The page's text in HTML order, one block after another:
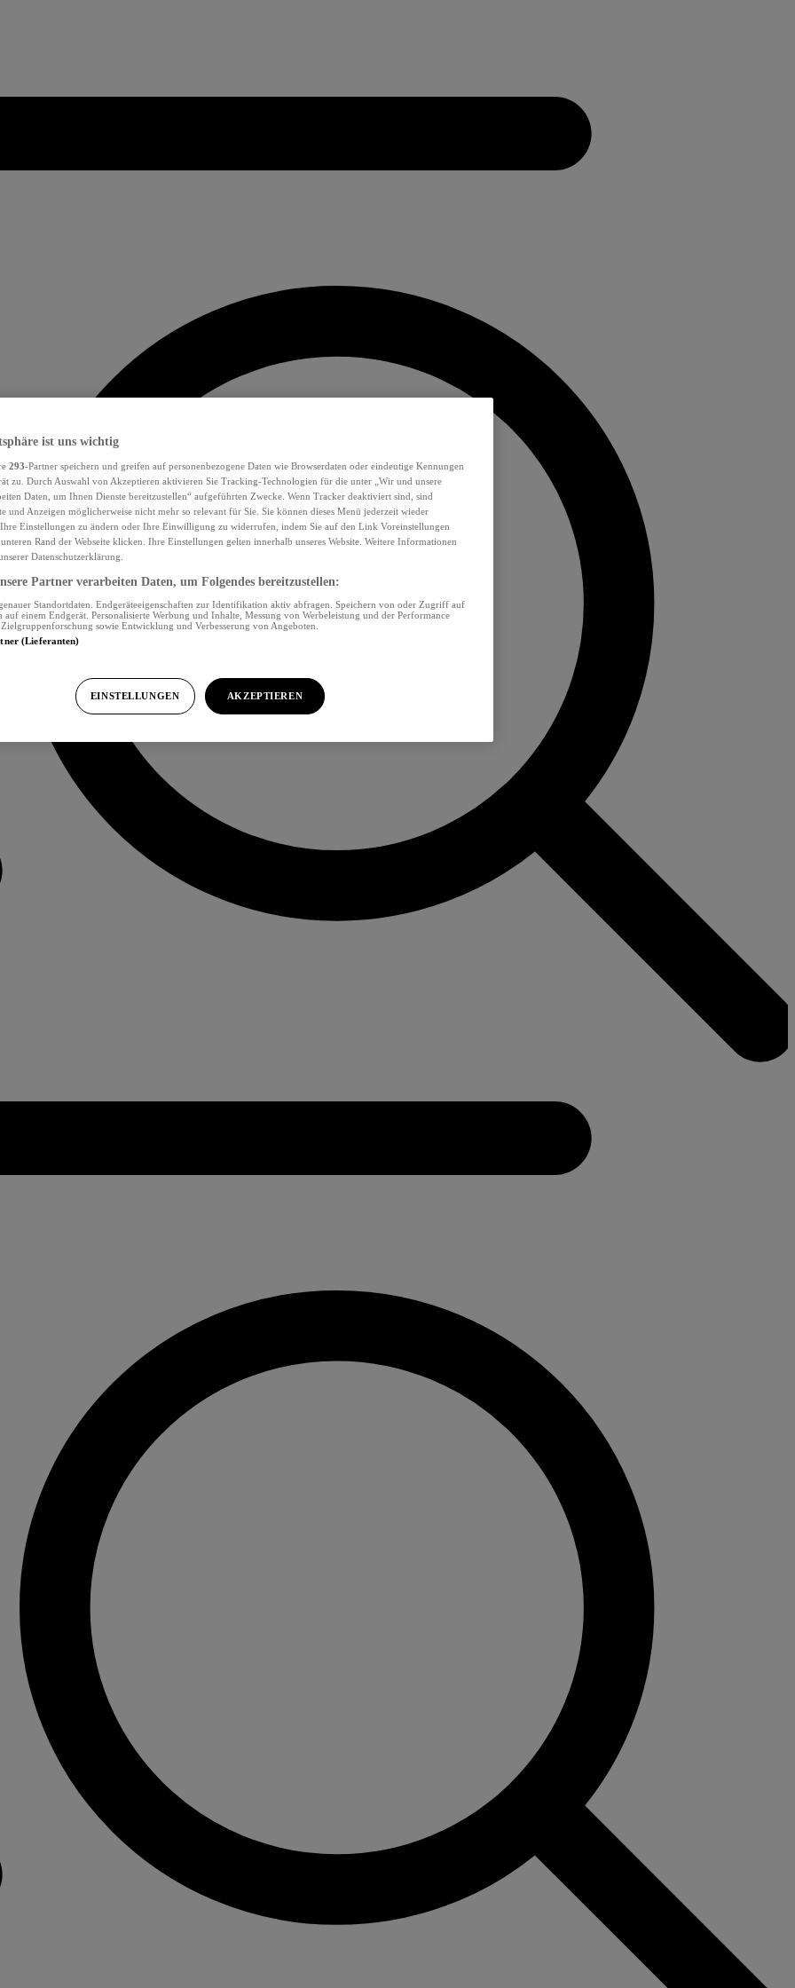
ist uns wichtig
293-Partner speichern und greifen auf personenbezogene Daten wie Browserdaten oder eindeutige Kennungen
zu. Durch Auswahl von Akzeptieren aktivieren Sie Tracking-Technologien für die unter „Wir und unsere
Daten, um Ihnen Dienste bereitzustellen“ aufgeführten Zwecke. Wenn Tracker deaktiviert sind, sind
und Anzeigen möglicherweise nicht mehr so relevant für Sie. Sie können dieses Menü jederzeit wieder
Einstellungen zu ändern oder Ihre Einwilligung zu widerrufen, indem Sie auf den Link Voreinstellungen
Rand der Webseite klicken. Ihre Einstellungen gelten innerhalb unseres Website. Weitere Informationen
Datenschutzerklärung.
Partner verarbeiten Daten, um Folgendes bereitzustellen:
Standortdaten. Endgeräteeigenschaften zur Identifikation aktiv abfragen. Speichern von oder Zugriff auf
einem Endgerät. Personalisierte Werbung und Inhalte, Messung von Werbeleistung und der Performance
sowie Entwicklung und Verbesserung von Angeboten.
(Lieferanten)
EINSTELLUNGEN AKZEPTIEREN